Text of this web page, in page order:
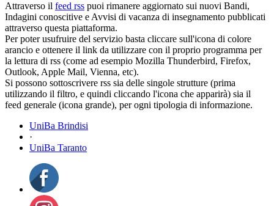
Attraverso il feed rss puoi rimanere aggiornato sui nuovi Bandi,
Indagini conoscitive e Avvisi di vacanza di insegnamento pubblicati
attraverso questa piattaforma.
Per poter usufruire del servizio basta cliccare sull'icona di colore
arancio e ottenere il link da utilizzare con il proprio programma per
la lettura di rss (come ad esempio Mozilla Thunderbird, Firefox,
Outlook, Apple Mail, Vienna, etc).
Si possono sottoscrivere rss sia delle singole strutture (prima
utilizzando il filtro, e quindi cliccando l'icona che apparirà) sia il
feed generale (icona grande), per ogni tipologia di informazione.
UniBa Brindisi
·
UniBa Taranto